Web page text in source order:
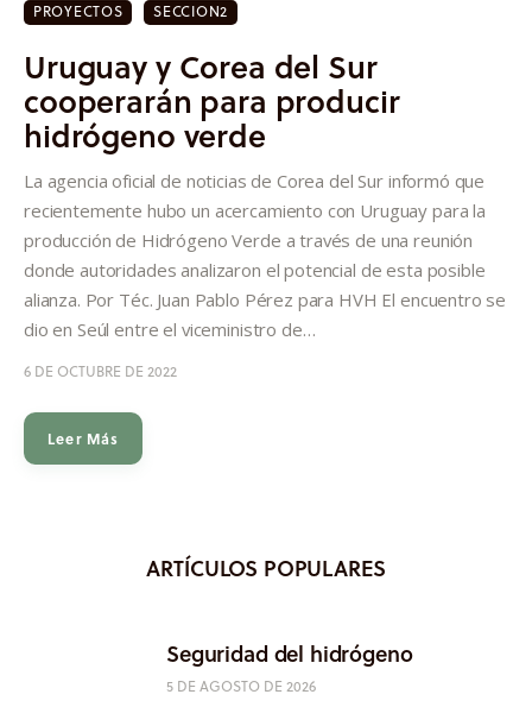
Investigación
Proyectos
Informes
Quiénes somos
PROYECTOS SECCION2
Uruguay y Corea del Sur
cooperarán para producir
hidrógeno verde
La agencia oficial de noticias de Corea del Sur informó que
recientemente hubo un acercamiento con Uruguay para la
producción de Hidrógeno Verde a través de una reunión
donde autoridades analizaron el potencial de esta posible
alianza. Por Téc. Juan Pablo Pérez para HVH El encuentro se
dio en Seúl entre el viceministro de…
6 DE OCTUBRE DE 2022
Leer Más
ARTÍCULOS POPULARES
Seguridad del hidrógeno
5 DE AGOSTO DE 2026